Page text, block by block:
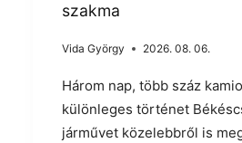
szakma
Vida György 2026. 08. 06.
Három nap, több száz
különleges történet
járművet közelebbről is